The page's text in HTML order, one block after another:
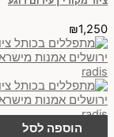
₪1,250
הוספה לסל